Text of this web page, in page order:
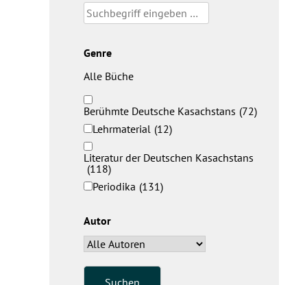
Genre
Alle Büche
Berühmte Deutsche Kasachstans (72)
Lehrmaterial (12)
Literatur der Deutschen Kasachstans
(118)
Periodika (131)
Autor